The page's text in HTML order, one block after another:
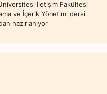
İletişim Fakültesi
ve İçerik Yönetimi dersi
hazırlanıyor